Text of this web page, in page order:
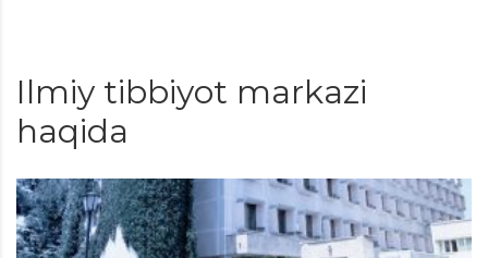
Ilmiy tibbiyot markazi
haqida